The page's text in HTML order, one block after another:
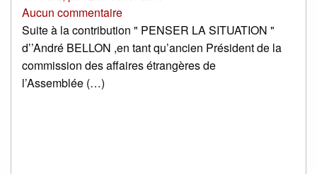
Aucun commentaire
Suite à la contribution " PENSER LA SITUATION "
d’’André BELLON ,en tant qu’ancien Président de la
commission des affaires étrangères de
l’Assemblée (…)